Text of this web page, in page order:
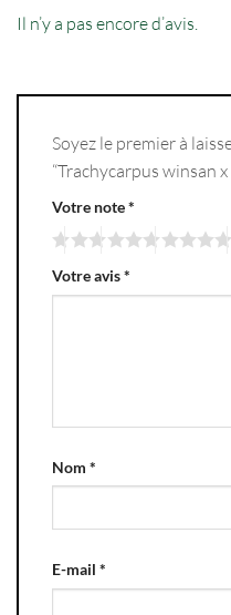
Il n’y a pas encore d’avis.
Soyez le premier à
“Trachycarpus winsan
Votre note*
Votre avis*
Nom *
E-mail *